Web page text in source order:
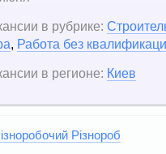
в рубрике:
, Работа без
в регионе: Киев
Різнороб